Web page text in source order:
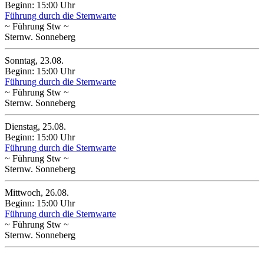
Beginn: 15:00 Uhr
Führung durch die Sternwarte
~ Führung Stw ~
Sternw. Sonneberg
Sonntag, 23.08.
Beginn: 15:00 Uhr
Führung durch die Sternwarte
~ Führung Stw ~
Sternw. Sonneberg
Dienstag, 25.08.
Beginn: 15:00 Uhr
Führung durch die Sternwarte
~ Führung Stw ~
Sternw. Sonneberg
Mittwoch, 26.08.
Beginn: 15:00 Uhr
Führung durch die Sternwarte
~ Führung Stw ~
Sternw. Sonneberg